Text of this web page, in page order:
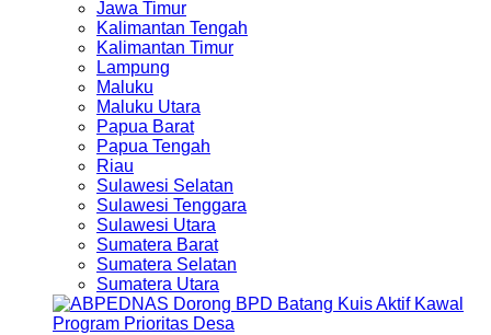
Jawa Timur
Kalimantan Tengah
Kalimantan Timur
Lampung
Maluku
Maluku Utara
Papua Barat
Papua Tengah
Riau
Sulawesi Selatan
Sulawesi Tenggara
Sulawesi Utara
Sumatera Barat
Sumatera Selatan
Sumatera Utara